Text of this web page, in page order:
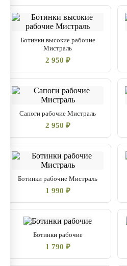
Ботинки высокие рабочие
Мистраль
2 950 ₽
Сапоги рабочие Мистраль
2 950 ₽
Ботинки рабочие Мистраль
1 990 ₽
Ботинки рабочие
1 790 ₽